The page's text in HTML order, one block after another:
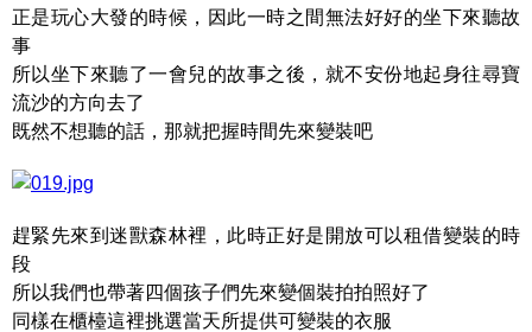
正是玩心大發的時候，因此一時之間無法好好的坐下來聽故
事
所以坐下來聽了一會兒的故事之後，就不安份地起身往尋寶
流沙的方向去了
既然不想聽的話，那就把握時間先來變裝吧
趕緊先來到迷獸森林裡，此時正好是開放可以租借變裝的時
段
所以我們也帶著四個孩子們先來變個裝拍拍照好了
同樣在櫃檯這裡挑選當天所提供可變裝的衣服